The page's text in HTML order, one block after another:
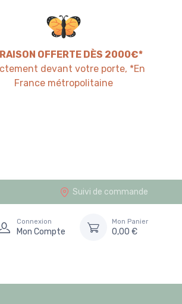
OFFERTE DÈS 2000€*
devant votre porte, *En
France métropolitaine
Suivi de commande
Connexion
Mon Compte
Mon Panier
0,00 €